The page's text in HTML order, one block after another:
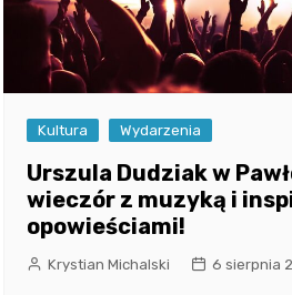
Kultura Wydarzenia
Urszula Dudziak w
wieczór z muzyką i
opowieściami!
Krystian Michalski 6 sierpnia